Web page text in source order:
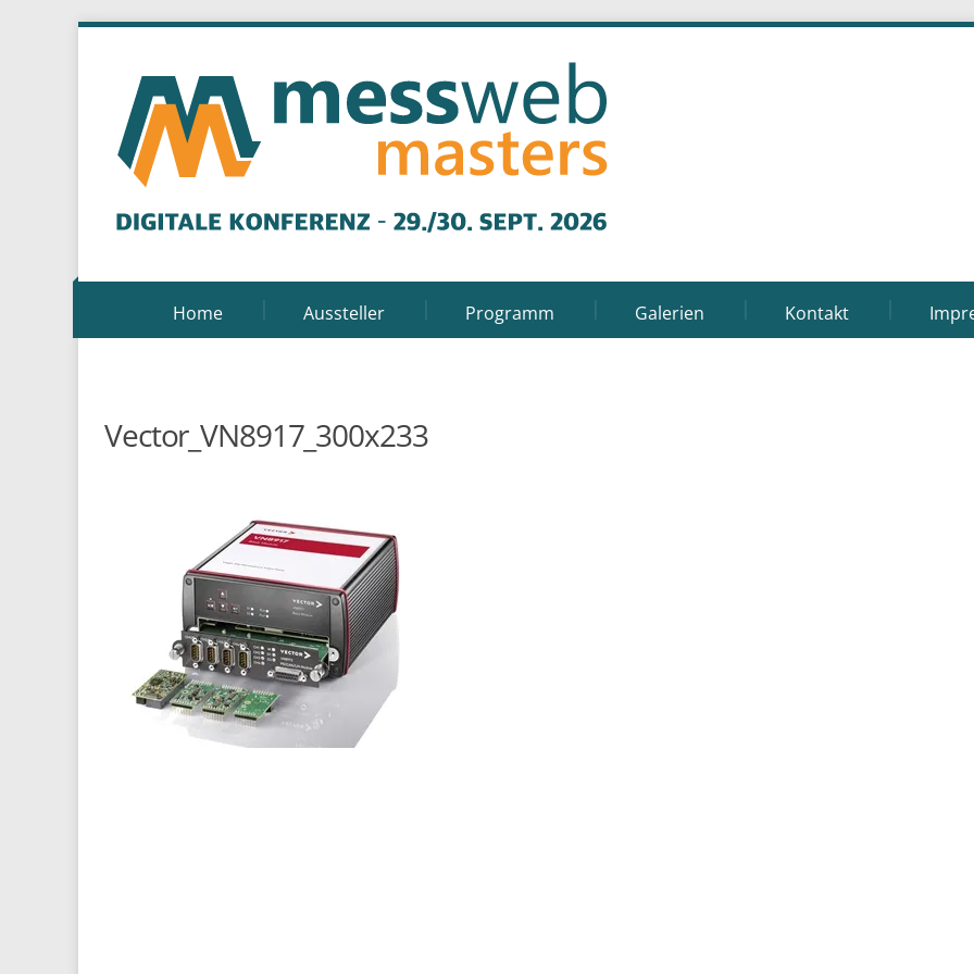
Home Aussteller Programm Galerien Kontakt
Vector_VN8917_300x233